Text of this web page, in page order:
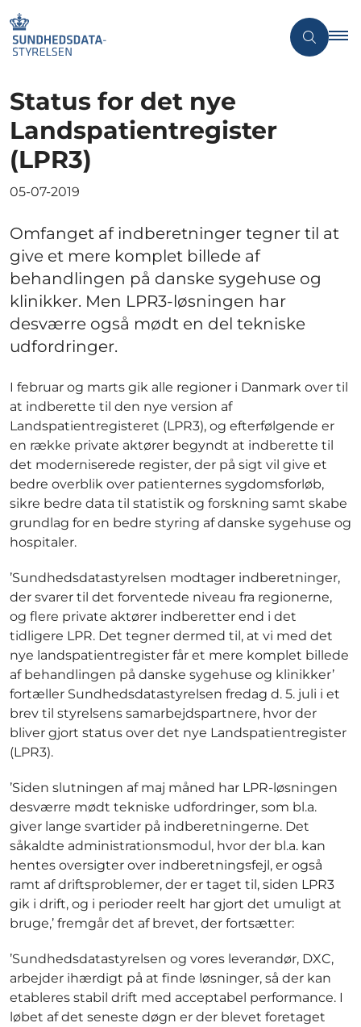
Status for det nye
Landspatientregister
(LPR3)
05-07-2019
Omfanget af indberetninger tegner til at
give et mere komplet billede af
behandlingen på danske sygehuse og
klinikker. Men LPR3-løsningen har
desværre også mødt en del tekniske
udfordringer.
I februar og marts gik alle regioner i Danmark over til
at indberette til den nye version af
Landspatientregisteret (LPR3), og efterfølgende er
en række private aktører begyndt at indberette til
det moderniserede register, der på sigt vil give et
bedre overblik over patienternes sygdomsforløb,
sikre bedre data til statistik og forskning samt skabe
grundlag for en bedre styring af danske sygehuse og
hospitaler.
’Sundhedsdatastyrelsen modtager indberetninger,
der svarer til det forventede niveau fra regionerne,
og flere private aktører indberetter end i det
tidligere LPR. Det tegner dermed til, at vi med det
nye landspatientregister får et mere komplet billede
af behandlingen på danske sygehuse og klinikker’
fortæller Sundhedsdatastyrelsen fredag d. 5. juli i et
brev til styrelsens samarbejdspartnere, hvor der
bliver gjort status over det nye Landspatientregister
(LPR3).
’Siden slutningen af maj måned har LPR-løsningen
desværre mødt tekniske udfordringer, som bl.a.
giver lange svartider på indberetningerne. Det
såkaldte administrationsmodul, hvor der bl.a. kan
hentes oversigter over indberetningsfejl, er også
ramt af driftsproblemer, der er taget til, siden LPR3
gik i drift, og i perioder reelt har gjort det umuligt at
bruge,’ fremgår det af brevet, der fortsætter:
’Sundhedsdatastyrelsen og vores leverandør, DXC,
arbejder ihærdigt på at finde løsninger, så der kan
etableres stabil drift med acceptabel performance. I
løbet af det seneste døgn er der blevet foretaget